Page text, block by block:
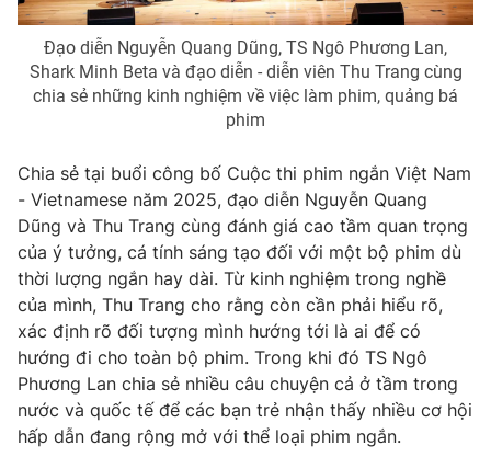
Đạo diễn Nguyễn Quang Dũng, TS Ngô Phương Lan,
Shark Minh Beta và đạo diễn - diễn viên Thu Trang cùng
chia sẻ những kinh nghiệm về việc làm phim, quảng bá
phim
Chia sẻ tại buổi công bố Cuộc thi phim ngắn Việt Nam
- Vietnamese năm 2025, đạo diễn Nguyễn Quang
Dũng và Thu Trang cùng đánh giá cao tầm quan trọng
của ý tưởng, cá tính sáng tạo đối với một bộ phim dù
thời lượng ngắn hay dài. Từ kinh nghiệm trong nghề
của mình, Thu Trang cho rằng còn cần phải hiểu rõ,
xác định rõ đối tượng mình hướng tới là ai để có
hướng đi cho toàn bộ phim. Trong khi đó TS Ngô
Phương Lan chia sẻ nhiều câu chuyện cả ở tầm trong
nước và quốc tế để các bạn trẻ nhận thấy nhiều cơ hội
hấp dẫn đang rộng mở với thể loại phim ngắn.